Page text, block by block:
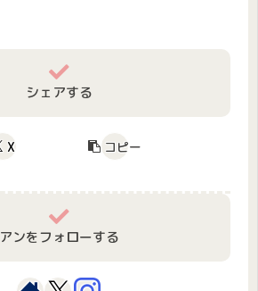
シェアする
X コピー
アンをフォローする